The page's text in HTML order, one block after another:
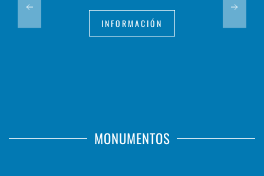
INFORMACIÓN
MONUMENTOS